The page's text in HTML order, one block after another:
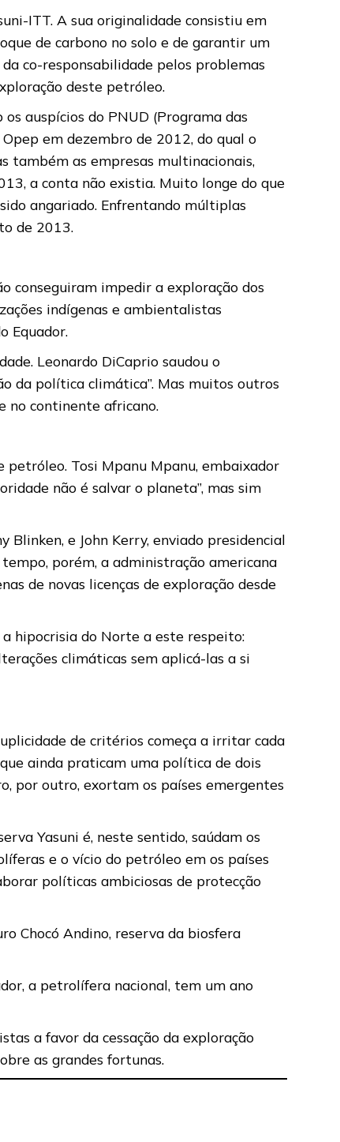
ITT. A sua originalidade consistiu em
de carbono no solo e de garantir um
co-responsabilidade pelos problemas
deste petróleo.
auspícios do PNUD (Programa das
em dezembro de 2012, do qual o
também as empresas multinacionais,
a conta não existia. Muito longe do que
angariado. Enfrentando múltiplas
de 2013.
conseguiram impedir a exploração dos
indígenas e ambientalistas
Equador.
Leonardo DiCaprio saudou o
da política climática”. Mas muitos outros
no continente africano.
petróleo. Tosi Mpanu Mpanu, embaixador
não é salvar o planeta”, mas sim
Blinken, e John Kerry, enviado presidencial
porém, a administração americana
de novas licenças de exploração desde
hipocrisia do Norte a este respeito:
climáticas sem aplicá-las a si
de critérios começa a irritar cada
ainda praticam uma política de dois
por outro, exortam os países emergentes
Yasuni é, neste sentido, saúdam os
e o vício do petróleo em os países
políticas ambiciosas de protecção
Chocó Andino, reserva da biosfera
a petrolífera nacional, tem um ano
a favor da cessação da exploração
as grandes fortunas.